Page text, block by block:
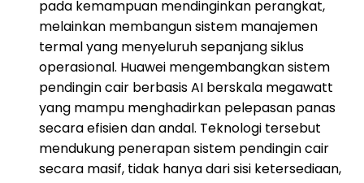
pada kemampuan mendinginkan perangkat,
melainkan membangun sistem manajemen
termal yang menyeluruh sepanjang siklus
operasional. Huawei mengembangkan sistem
pendingin cair berbasis AI berskala megawatt
yang mampu menghadirkan pelepasan panas
secara efisien dan andal. Teknologi tersebut
mendukung penerapan sistem pendingin cair
secara masif, tidak hanya dari sisi ketersediaan,